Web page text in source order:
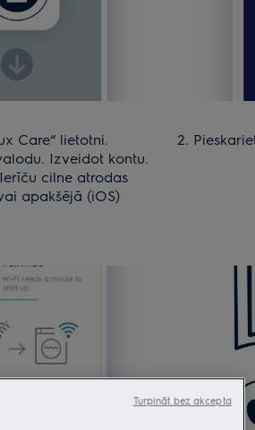
Care“ lietotni.
Izveidot kontu.
cilne atrodas
apakšējā (iOS)
2.
Turpināt bez akcepta